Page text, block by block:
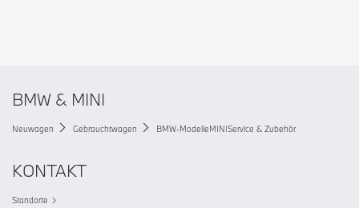
BMW & MINI
Neuwagen Gebrauchtwagen BMW-ModelleMINIService & Zubehör
KONTAKT
Standorte